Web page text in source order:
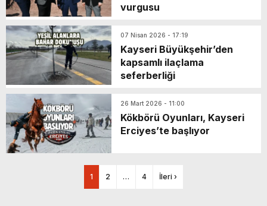
vurgusu
07 Nisan 2026 - 17:19
Kayseri Büyükşehir’den
kapsamlı ilaçlama
seferberliği
26 Mart 2026 - 11:00
Kökbörü Oyunları, Kayseri
Erciyes’te başlıyor
1 2 … 4 İleri ›